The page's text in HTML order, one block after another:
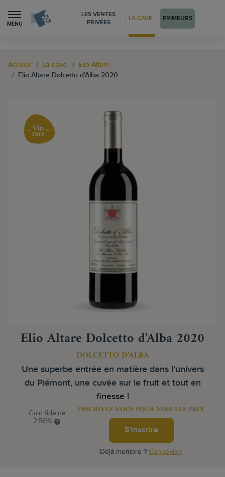
MENU
LES VENTES
PRIVÉES
LA CAVE PRIMEURS
Accueil La cave
Elio Altare
Elio Altare Dolcetto d'Alba 2020
Elio Altare Dolcetto d'Alba 2020
DOLCETTO D'ALBA
Une superbe entrée en matière dans l'univers
du Piémont, une cuvée sur le fruit et tout en
finesse !
Gain fidélité
2.50%
INSCRIVEZ-VOUS POUR VOIR LES PRIX
S'inscrire
Déjà membre ? Connexion